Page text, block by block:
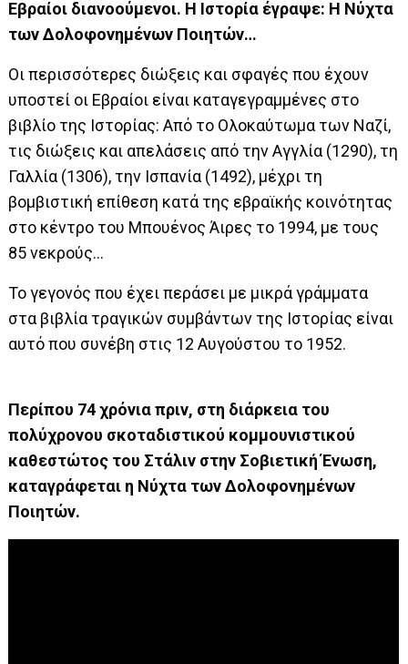
Εβραίοι διανοούμενοι. Η Ιστορία έγραψε: Η Νύχτα
των Δολοφονημένων Ποιητών…
Οι περισσότερες διώξεις και σφαγές που έχουν
υποστεί οι Εβραίοι είναι καταγεγραμμένες στο
βιβλίο της Ιστορίας: Από το Ολοκαύτωμα των Ναζί,
τις διώξεις και απελάσεις από την Αγγλία (1290), τη
Γαλλία (1306), την Ισπανία (1492), μέχρι τη
βομβιστική επίθεση κατά της εβραϊκής κοινότητας
στο κέντρο του Μπουένος Άιρες το 1994, με τους
85 νεκρούς…
Το γεγονός που έχει περάσει με μικρά γράμματα
στα βιβλία τραγικών συμβάντων της Ιστορίας είναι
αυτό που συνέβη στις 12 Αυγούστου το 1952.
Περίπου 74 χρόνια πριν, στη διάρκεια του
πολύχρονου σκοταδιστικού κομμουνιστικού
καθεστώτος του Στάλιν στην Σοβιετική Ένωση,
καταγράφεται η Νύχτα των Δολοφονημένων
Ποιητών.